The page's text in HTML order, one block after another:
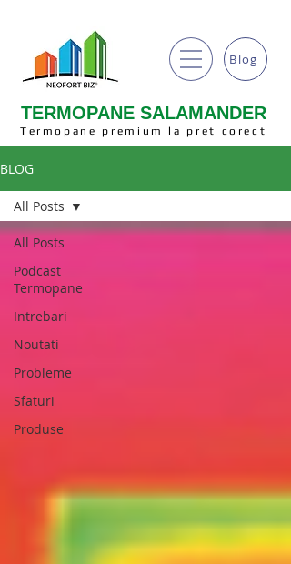
TERMOPANE SALAMANDER
Termopane premium la pret corect
Blog
BLOG
All Posts
Podcast
Termopane
Intrebari
Noutati
Probleme
Sfaturi
Produse
All Posts